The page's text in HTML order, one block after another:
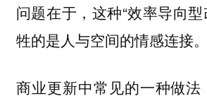
问题在于，这种“效率导向
牲的是人与空间的情感连接。
商业更新中常见的一种做法